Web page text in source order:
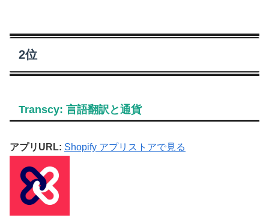
2位
Transcy: 言語翻訳と通貨
アプリURL: Shopify アプリストアで見る